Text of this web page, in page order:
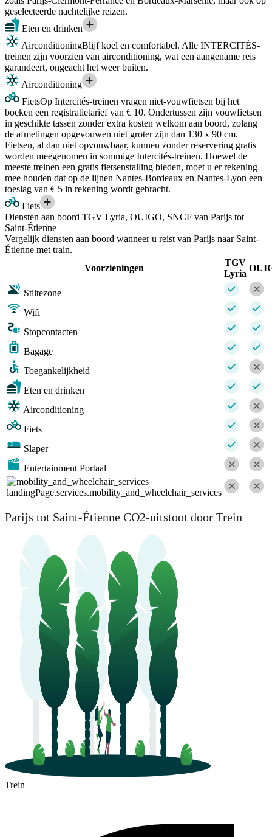
geselecteerde nachtelijke reizen.
Eten en drinken
AirconditioningBlijf koel en comfortabel. Alle INTERCITÉS-
treinen zijn voorzien van airconditioning, wat een aangename reis
garandeert, ongeacht het weer buiten.
Airconditioning
FietsOp Intercités-treinen vragen niet-vouwfietsen bij het
boeken een registratietarief van € 10. Ondertussen zijn vouwfietsen
in geschikte tassen zonder extra kosten welkom aan boord, zolang
de afmetingen opgevouwen niet groter zijn dan 130 x 90 cm.
Fietsen, al dan niet opvouwbaar, kunnen zonder reservering gratis
worden meegenomen in sommige Intercités-treinen. Hoewel de
meeste treinen een gratis fietsenstalling bieden, moet u er rekening
mee houden dat op de lijnen Nantes-Bordeaux en Nantes-Lyon een
toeslag van € 5 in rekening wordt gebracht.
Fiets
Diensten aan boord TGV Lyria, OUIGO, SNCF van Parijs tot
Saint-Étienne
Vergelijk diensten aan boord wanneer u reist van Parijs naar Saint-
Étienne met train.
Voorzieningen
TGV
Lyria
Stiltezone
Wifi
Stopcontacten
Bagage
Toegankelijkheid
Eten en drinken
Airconditioning
Fiets
Slaper
Entertainment Portaal
landingPage.services.mobility_and_wheelchair_services
Parijs tot Saint-Étienne CO2-uitstoot door Trein
Trein